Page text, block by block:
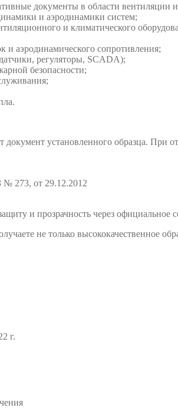
документы в области вентиляции и
и аэродинамики систем;
и климатического
и аэродинамического сопротивления;
регуляторы, SCADA);
безопасности;
установленного образца. При
№ 273, от 29.12.2012
и прозрачность через официальное
не только высококачественное
г.